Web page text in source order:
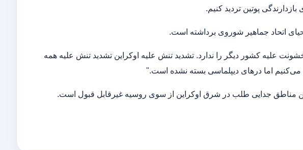
پوتین تردید کنیم.
اتحاد جماهیر شوروی برداشته است.
علیه کشور دیگر را ندارد. تشدید تنش علیه اوکراین تشدید تنش علیه همه
اما درهای دیپلماسی بسته نشده است."
مناطق جدایی طلب در شرق اوکراین از سوی روسیه غیرقابل قبول است.